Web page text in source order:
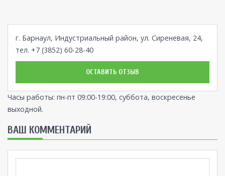
г. Барнаул, Индустриальный район, ул. Сиреневая, 24,
тел. +7 (3852) 60-28-40
ОСТАВИТЬ ОТЗЫВ
Часы работы: пн-пт 09:00-19:00, суббота, воскресенье
выходной.
ВАШ КОММЕНТАРИЙ